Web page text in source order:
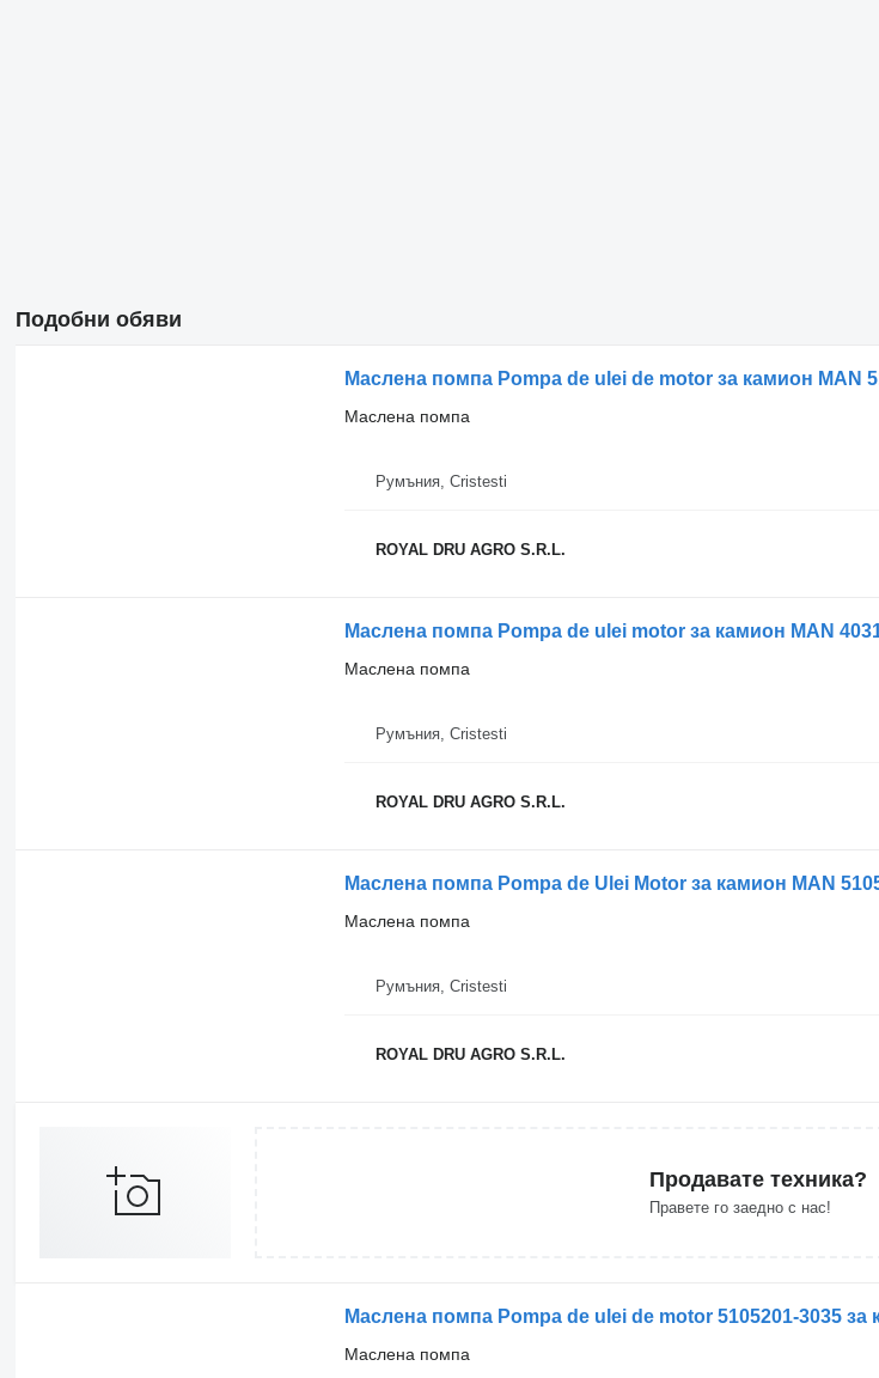
Подобни обяви
Маслена помпа Pompa de ulei de motor за камион MAN
Маслена помпа
Румъния, Cristesti
ROYAL DRU AGRO S.R.L.
Маслена помпа Pompa de ulei motor за камион MAN
Маслена помпа
Румъния, Cristesti
ROYAL DRU AGRO S.R.L.
Маслена помпа Pompa de Ulei Motor за камион MAN
Маслена помпа
Румъния, Cristesti
ROYAL DRU AGRO S.R.L.
Продавате техника?
Правете го заедно с нас!
Маслена помпа